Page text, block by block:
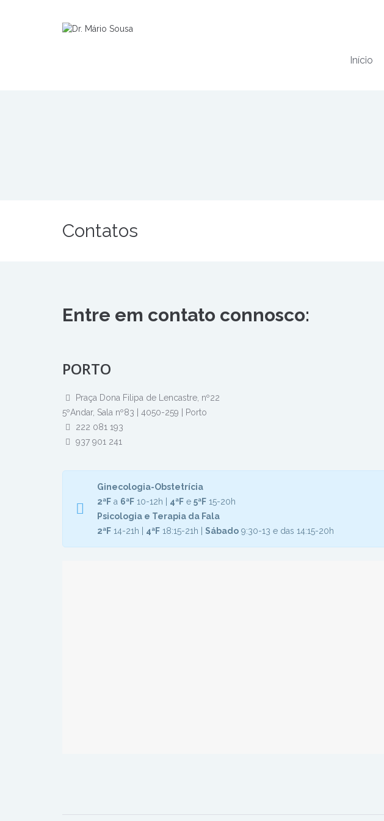
Início
Contatos
Entre em contato connosco:
PORTO
Praça Dona Filipa de Lencastre, nº22
5ºAndar, Sala nº83 | 4050-259 | Porto
222 081 193
937 901 241
Ginecologia-Obstetrícia
2ªF a 6ªF 10-12h | 4ªF e 5ªF 15-20h
Psicologia e Terapia da Fala
2ªF 14-21h | 4ªF 18:15-21h | Sábado 9:30-13 e das 14:15-20h